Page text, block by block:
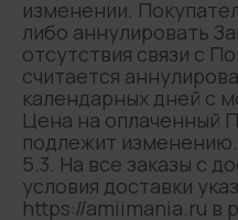
Получить
изменении.
либо аннулировать
отсутствия связи с
считается
календарных дней с
Цена на оплаченный
подлежит изменению.
5.3. На все заказы с
условия доставки
https://amiimania.ru в